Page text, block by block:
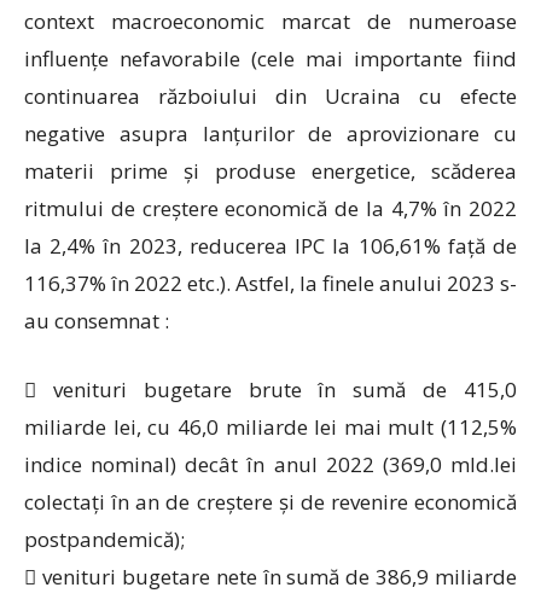
context macroeconomic marcat de numeroase
influențe nefavorabile (cele mai importante fiind
continuarea războiului din Ucraina cu efecte
negative asupra lanțurilor de aprovizionare cu
materii prime și produse energetice, scăderea
ritmului de creștere economică de la 4,7% în 2022
la 2,4% în 2023, reducerea IPC la 106,61% față de
116,37% în 2022 etc.). Astfel, la finele anului 2023 s-
au consemnat :
 venituri bugetare brute în sumă de 415,0
miliarde lei, cu 46,0 miliarde lei mai mult (112,5%
indice nominal) decât în anul 2022 (369,0 mld.lei
colectați în an de creștere și de revenire economică
postpandemică);
 venituri bugetare nete în sumă de 386,9 miliarde